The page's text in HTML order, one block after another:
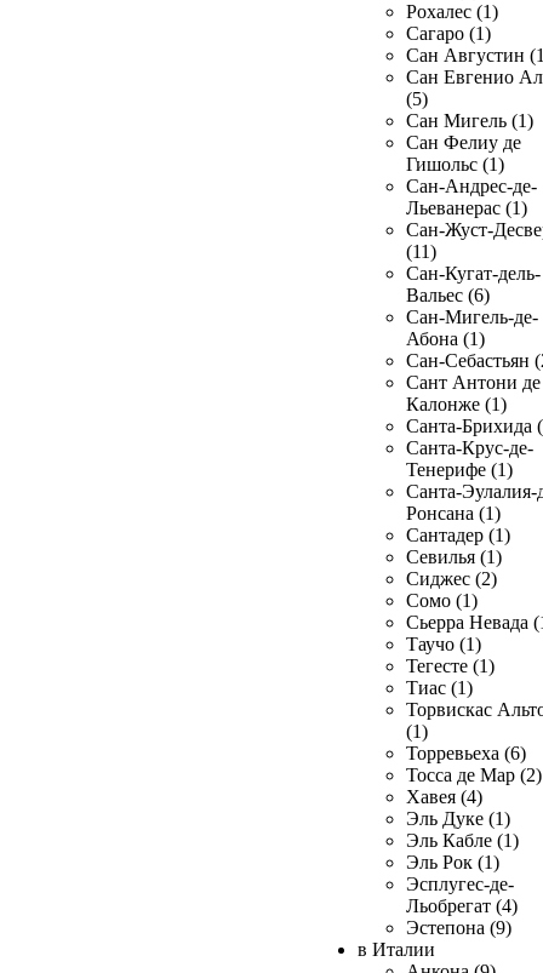
Рохалес (1)
Сагаро (1)
Сан Августин
Сан Евгенио
(5)
Сан Мигель (1)
Сан Фелиу де
Гишольс (1)
Сан-Андрес-де-
Льеванерас (1)
Сан-Жуст-
(11)
Сан-Кугат-дель-
Вальес (6)
Сан-Мигель-де-
Абона (1)
Сан-Себастьян
Сант Антони де
Калонже (1)
Санта-Брихида
Санта-Крус-де-
Тенерифе (1)
Санта-Эулалия-
Ронсана (1)
Сантадер (1)
Севилья (1)
Сиджес (2)
Сомо (1)
Сьерра Невада
Таучо (1)
Тегесте (1)
Тиас (1)
Торвискас
(1)
Торревьеха (6)
Тосса де Мар (2)
Хавея (4)
Эль Дуке (1)
Эль Кабле (1)
Эль Рок (1)
Эсплугес-де-
Льобрегат (4)
Эстепона (9)
в Италии